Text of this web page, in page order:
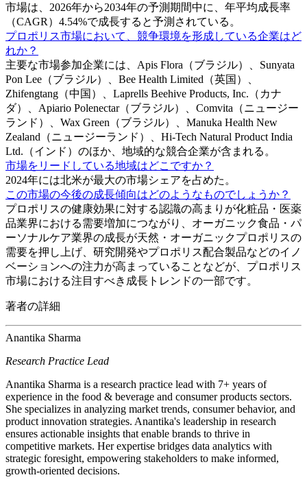
市場は、2026年から2034年の予測期間中に、年平均成長率
（CAGR）4.54%で成長すると予測されている。
プロポリス市場において、競争環境を形成している企業はど
れか？
主要な市場参加企業には、Apis Flora（ブラジル）、Sunyata
Pon Lee（ブラジル）、Bee Health Limited（英国）、
Zhifengtang（中国）、Laprells Beehive Products, Inc.（カナ
ダ）、Apiario Polenectar（ブラジル）、Comvita（ニュージー
ランド）、Wax Green（ブラジル）、Manuka Health New
Zealand（ニュージーランド）、Hi-Tech Natural Product India
Ltd.（インド）のほか、地域的な競合企業が含まれる。
市場をリードしている地域はどこですか？
2024年には北米が最大の市場シェアを占めた。
この市場の今後の成長傾向はどのようなものでしょうか？
プロポリスの健康効果に対する認識の高まりが化粧品・医薬
品業界における需要増加につながり、オーガニック食品・パ
ーソナルケア業界の成長が天然・オーガニックプロポリスの
需要を押し上げ、研究開発やプロポリス配合製品などのイノ
ベーションへの注力が高まっていることなどが、プロポリス
市場における注目すべき成長トレンドの一部です。
著者の詳細
Anantika Sharma
Research Practice Lead
Anantika Sharma is a research practice lead with 7+ years of
experience in the food & beverage and consumer products sectors.
She specializes in analyzing market trends, consumer behavior, and
product innovation strategies. Anantika's leadership in research
ensures actionable insights that enable brands to thrive in
competitive markets. Her expertise bridges data analytics with
strategic foresight, empowering stakeholders to make informed,
growth-oriented decisions.